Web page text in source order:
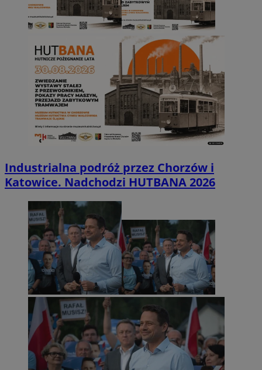
Industrialna podróż przez Chorzów i
Katowice. Nadchodzi HUTBANA 2026